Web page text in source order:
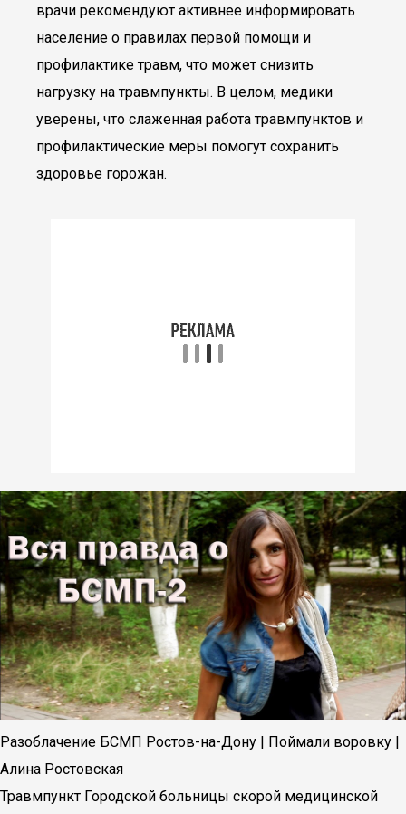
врачи рекомендуют активнее информировать
население о правилах первой помощи и
профилактике травм, что может снизить
нагрузку на травмпункты. В целом, медики
уверены, что слаженная работа травмпунктов и
профилактические меры помогут сохранить
здоровье горожан.
Разоблачение БСМП Ростов-на-Дону | Поймали воровку |
Алина Ростовская
Травмпункт Городской больницы скорой медицинской